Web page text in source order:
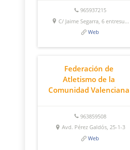
965937215
C/ Jaime Segarra, 6 entresu...
Web
Federación de
Atletismo de la
Comunidad Valenciana
963859508
Avd. Pérez Galdós, 25-1-3
Web